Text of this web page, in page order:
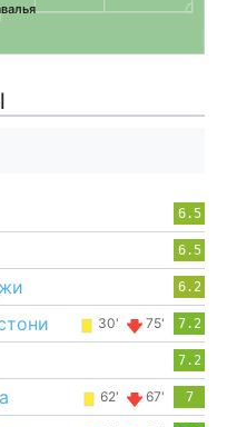
6.5
6.5
6.2
30' 75' 7.2
7.2
62' 67' 7